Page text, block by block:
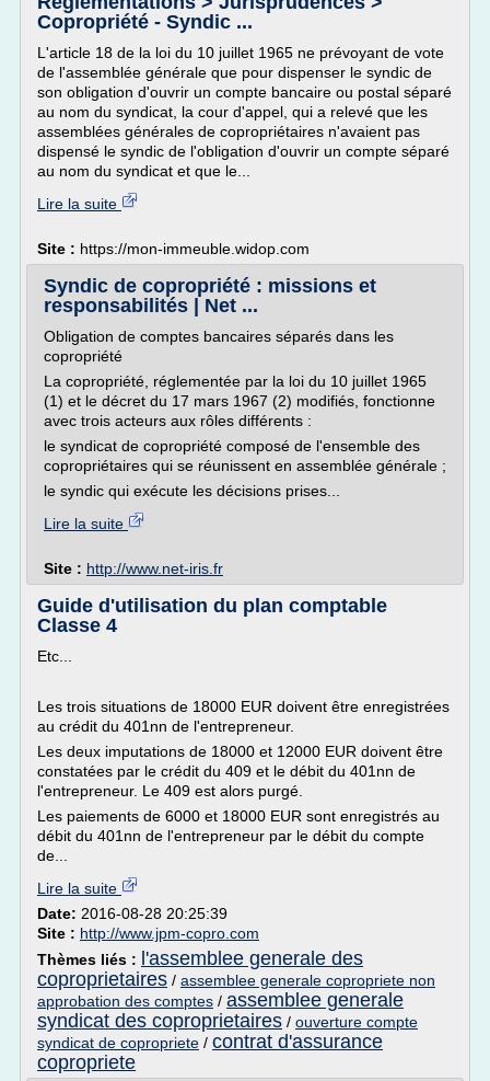
Copropriété - Syndic ...
L'article 18 de la loi du 10 juillet 1965 ne prévoyant de vote
de l'assemblée générale que pour dispenser le syndic de
son obligation d'ouvrir un compte bancaire ou postal séparé
au nom du syndicat, la cour d'appel, qui a relevé que les
assemblées générales de copropriétaires n'avaient pas
dispensé le syndic de l'obligation d'ouvrir un compte séparé
au nom du syndicat et que le...
Lire la suite
Site : https://mon-immeuble.widop.com
Syndic de copropriété : missions et
responsabilités | Net ...
Obligation de comptes bancaires séparés dans les
copropriété
La copropriété, réglementée par la loi du 10 juillet 1965
(1) et le décret du 17 mars 1967 (2) modifiés, fonctionne
avec trois acteurs aux rôles différents :
le syndicat de copropriété composé de l'ensemble des
copropriétaires qui se réunissent en assemblée générale ;
le syndic qui exécute les décisions prises...
Lire la suite
Site : http://www.net-iris.fr
Guide d'utilisation du plan comptable
Classe 4
Etc...
Les trois situations de 18000 EUR doivent être enregistrées
au crédit du 401nn de l'entrepreneur.
Les deux imputations de 18000 et 12000 EUR doivent être
constatées par le crédit du 409 et le débit du 401nn de
l'entrepreneur. Le 409 est alors purgé.
Les paiements de 6000 et 18000 EUR sont enregistrés au
débit du 401nn de l'entrepreneur par le débit du compte
de...
Lire la suite
Date: 2016-08-28 20:25:39
Site : http://www.jpm-copro.com
Thèmes liés :
l'assemblee generale des
coproprietaires / assemblee generale copropriete non
approbation des comptes / assemblee generale
syndicat des coproprietaires / ouverture compte
syndicat de copropriete / contrat d'assurance
copropriete